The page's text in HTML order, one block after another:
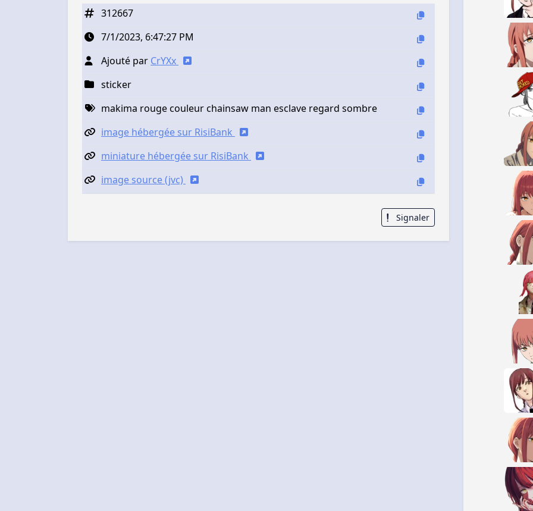
312667
7/1/2023, 6:47:27 PM
Ajouté par CrYXx
sticker
makima rouge couleur chainsaw man esclave regard sombre
image hébergée sur RisiBank
miniature hébergée sur RisiBank
image source (jvc)
Signaler